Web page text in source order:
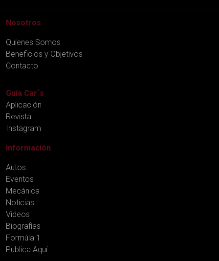
Nosotros
Quienes Somos
Beneficios y Objetivos
Contacto
Guía Car´s
Aplicación
Revista
Instagram
Información
Autos
Eventos
Mecánica
Noticias
Videos
Biografías
Formúla 1
Publica Aquí